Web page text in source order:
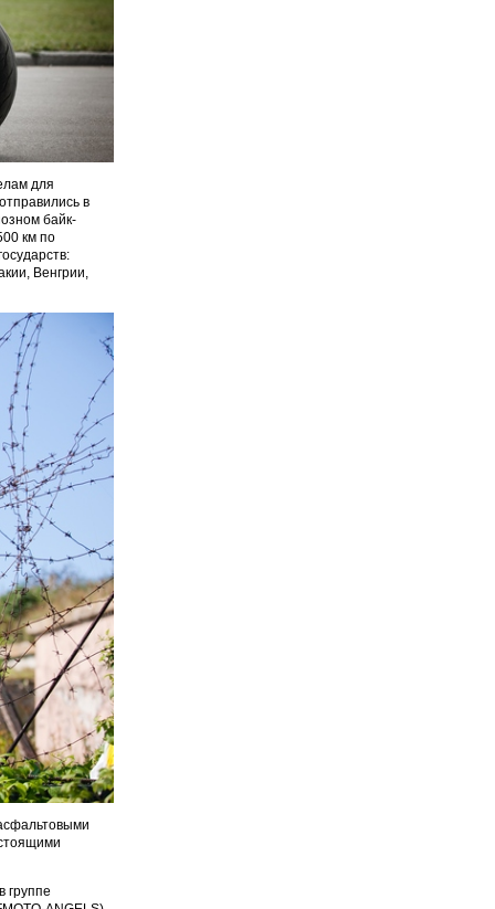
для
в
байк-
км по
Венгрии,
группе